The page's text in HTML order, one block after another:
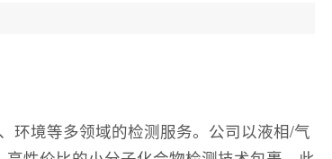
环境等多领域的检测服务。公司以液相/气